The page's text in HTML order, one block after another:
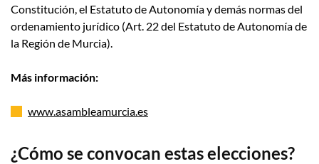
Constitución, el Estatuto de Autonomía y demás normas del
ordenamiento jurídico (Art. 22 del Estatuto de Autonomía de
la Región de Murcia).
Más información:
www.asambleamurcia.es
¿Cómo se convocan estas elecciones?